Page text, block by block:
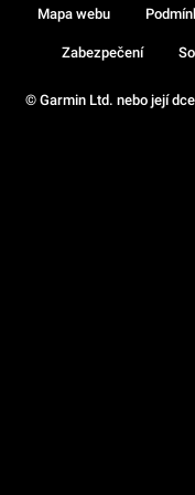
© Garmin Ltd. nebo její
Mapa webu
Zabezpečení